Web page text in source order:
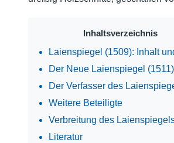
Inhaltsverzeichnis
Laienspiegel (1509): Inhalt
Der Neue Laienspiegel
Der Verfasser des
Weitere Beteiligte
Verbreitung des
Literatur